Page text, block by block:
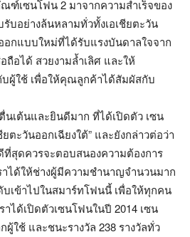
ฑ์เซนโฟน 2 มาจากความสำเร็จของ
บอย่างล้นหลามทั่วทั้งเอเชียตะวัน
อกแบบใหม่ที่ได้รับแรงบันดาลใจจาก
ถือได้ สวยงามล้ำเลิศ และให้
ผู้ใช้ เพื่อให้คุณลูกค้าได้สัมผัสกับ
นเต้นและยินดีมาก ที่ได้เปิดตัว เซน
ตะวันออกเฉียงใต้” และยังกล่าวต่อว่า
ที่สุดควรจะตอบสนองความต้องการ
ได้ให้ช่างผู้มีความชำนาญจำนวนมาก
บเข้าไปในสมาร์ทโฟนนี้ เพื่อให้ทุกคน
ได้เปิดตัวเซนโฟนในปี 2014 เซน
ใช้ และชนะรางวัล 238 รางวัลทั่ว